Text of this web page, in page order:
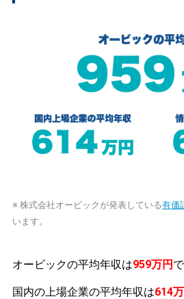
※ 株式会社オービックが発表している有価
います。
オービックの平均年収は959万円
国内の上場企業の平均年収は614